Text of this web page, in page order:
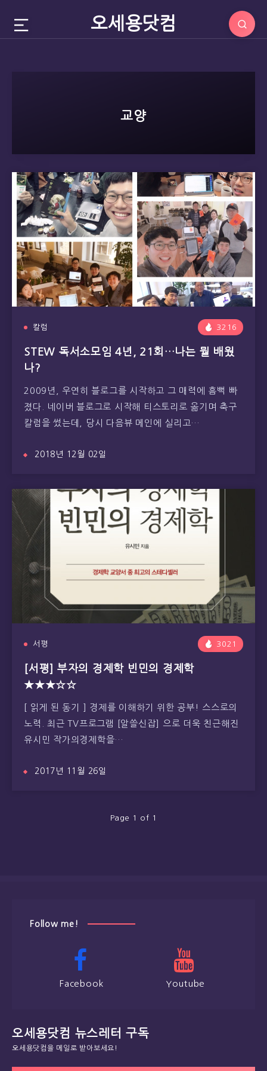
오세용닷컴
교양
칼럼 3216
STEW 독서소모임 4년, 21회…나는 뭘 배웠
나?
2009년, 우연히 블로그를 시작하고 그 매력에 흠뻑 빠
졌다. 네이버 블로그로 시작해 티스토리로 옮기며 축구
칼럼을 썼는데, 당시 다음뷰 메인에 실리고…
2018년 12월 02일
서평 3021
[서평] 부자의 경제학 빈민의 경제학
★★★☆☆
[ 읽게 된 동기 ] 경제를 이해하기 위한 공부! 스스로의
노력. 최근 TV프로그램 [알쓸신잡] 으로 더욱 친근해진
유시민 작가의경제학을…
2017년 11월 26일
Page 1 of 1
Follow me!
Facebook Youtube
오세용닷컴 뉴스레터 구독
오세용닷컴을 메일로 받아보세요!